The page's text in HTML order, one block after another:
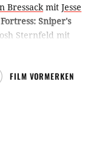
Bressack mit Jesse
Fortress: Sniper's
Sternfeld mit
zu
Resort für
vor
zweite Teil spielt
Festung
FILM VORMERKEN